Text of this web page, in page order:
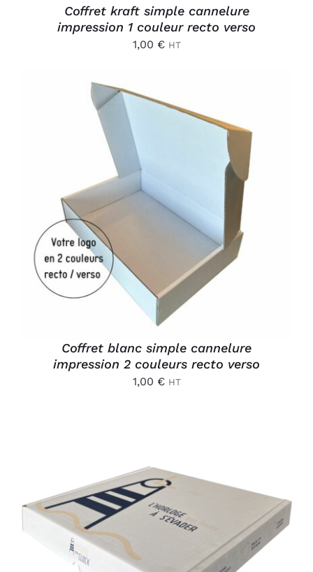
Coffret kraft simple cannelure
impression 1 couleur recto verso
1,00 € HT
AJOUTER AU PANIER
DÉTAILS
Coffret blanc simple cannelure
impression 2 couleurs recto verso
1,00 € HT
AJOUTER AU PANIER
DÉTAILS